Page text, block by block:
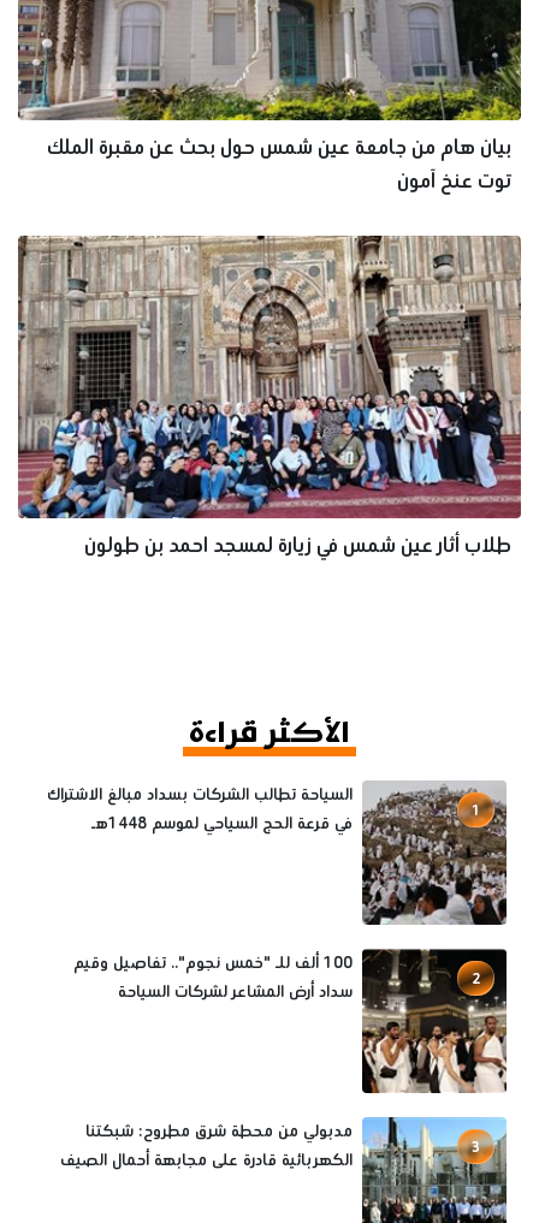
بيان هام من جامعة عين شمس حول بحث عن مقبرة الملك
توت عنخ آمون
طلاب أثار عين شمس في زيارة لمسجد احمد بن طولون
الأكثر قراءة
1
السياحة تطالب الشركات بسداد مبالغ الاشتراك
في قرعة الحج السياحي لموسم 1448هـ
2
100 ألف للـ "خمس نجوم".. تفاصيل وقيم
سداد أرض المشاعر لشركات السياحة
3
مدبولي من محطة شرق مطروح: شبكتنا
الكهربائية قادرة على مجابهة أحمال الصيف